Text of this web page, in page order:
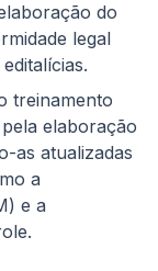
do
legal
treinamento
elaboração
as atualizadas
a
e a